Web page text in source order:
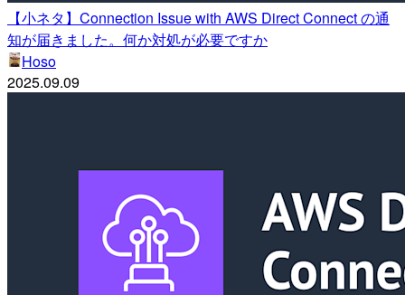
【小ネタ】Connection Issue with AWS Direct Connect の通
知が届きました。何か対処が必要ですか
Hoso
2025.09.09